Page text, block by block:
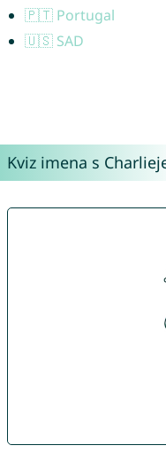
🇵🇹 Portugal
🇺🇸 SAD
Kviz imena s